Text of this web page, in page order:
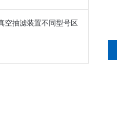
空抽滤装置不同型号区